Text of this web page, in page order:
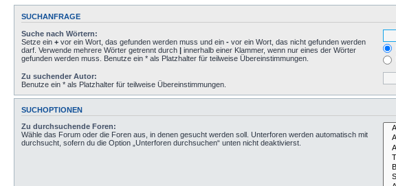
SUCHANFRAGE
Suche nach Wörtern:
Setze ein + vor ein Wort, das gefunden werden muss und ein - vor ein Wort, das nicht gefunden werden
darf. Verwende mehrere Wörter getrennt durch | innerhalb einer Klammer, wenn nur eines der Wörter
gefunden werden muss. Benutze ein * als Platzhalter für teilweise Übereinstimmungen.
Zu suchender Autor:
Benutze ein * als Platzhalter für teilweise Übereinstimmungen.
SUCHOPTIONEN
Zu durchsuchende Foren:
Wähle das Forum oder die Foren aus, in denen gesucht werden soll. Unterforen werden automatisch mit
durchsucht, sofern du die Option „Unterforen durchsuchen“ unten nicht deaktivierst.